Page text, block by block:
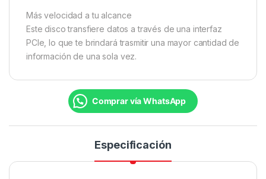
Más velocidad a tu alcance
Este disco transfiere datos a través de una interfaz
PCIe, lo que te brindará trasmitir una mayor cantidad de
información de una sola vez.
Comprar vía WhatsApp
Especificación